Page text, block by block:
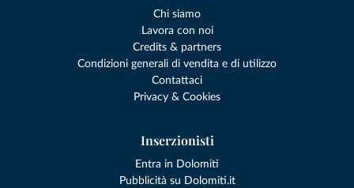
Chi siamo
Lavora con noi
Credits & partners
Condizioni generali di vendita e di utilizzo
Contattaci
Privacy & Cookies
Inserzionisti
Entra in Dolomiti
Pubblicità su Dolomiti.it